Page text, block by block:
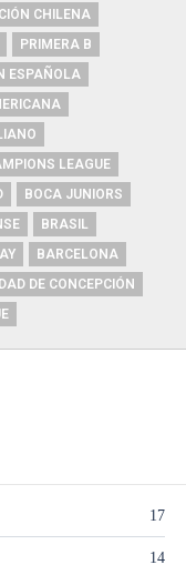
CHILENA
PRIMERA B
ESPAÑOLA
LEAGUE
BOCA JUNIORS
BRASIL
BARCELONA
DE CONCEPCIÓN